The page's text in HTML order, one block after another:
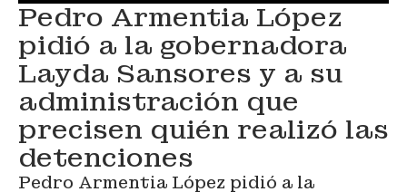
Pedro Armentia López
pidió a la gobernadora
Layda Sansores y a su
administración que
precisen quién realizó las
detenciones
Pedro Armentia López pidió a la